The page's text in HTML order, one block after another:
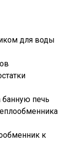
для воды
банную печь
к